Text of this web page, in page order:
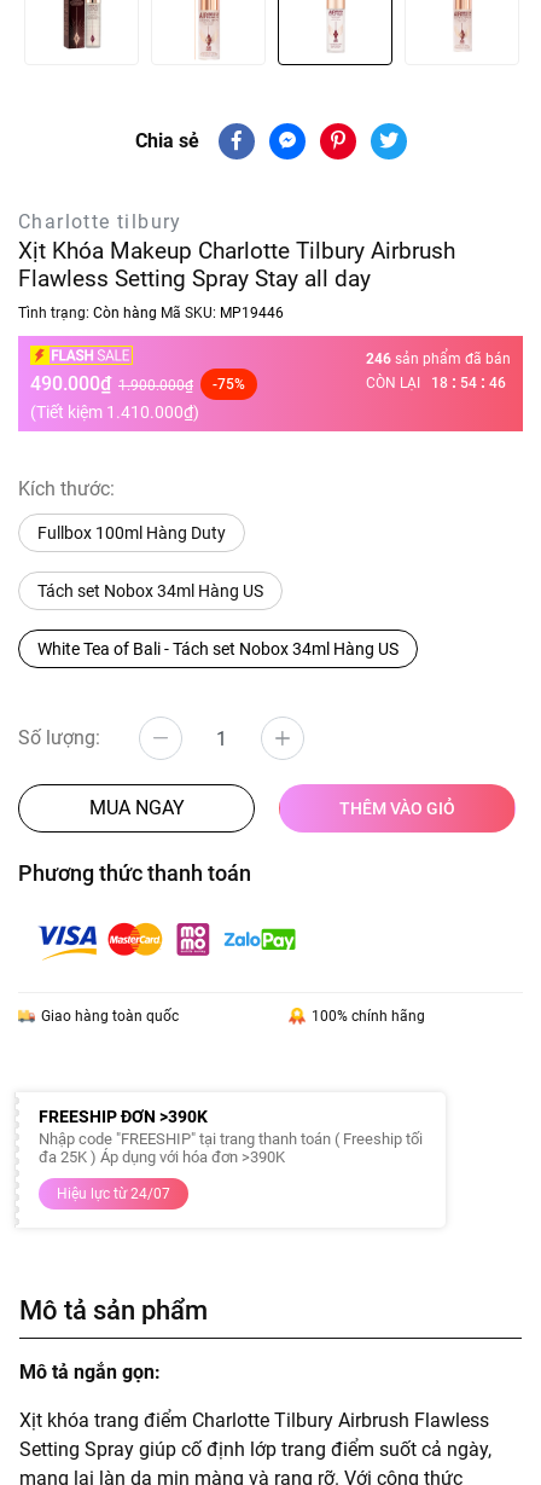
Chia sẻ
Charlotte tilbury
Xịt Khóa Makeup Charlotte Tilbury Airbrush
Flawless Setting Spray Stay all day
Tình trạng: Còn hàng Mã SKU: MP19446
490.000₫ 1.900.000₫ -75%
(Tiết kiệm 1.410.000₫)
246 sản phẩm đã bán
CÒN LẠI
18 : 54 : 46
Kích thước:
Fullbox 100ml Hàng Duty
Tách set Nobox 34ml Hàng US
White Tea of Bali - Tách set Nobox 34ml Hàng US
Số lượng:
MUA NGAY THÊM VÀO GIỎ
Phương thức thanh toán
Giao hàng toàn quốc 100% chính hãng
FREESHIP ĐƠN >390K
Nhập code "FREESHIP" tại trang thanh toán ( Freeship tối
đa 25K ) Áp dụng với hóa đơn >390K
Hiệu lực từ 24/07
Mô tả sản phẩm
Mô tả ngắn gọn:
Xịt khóa trang điểm Charlotte Tilbury Airbrush Flawless
Setting Spray giúp cố định lớp trang điểm suốt cả ngày,
mang lại làn da mịn màng và rạng rỡ. Với công thức